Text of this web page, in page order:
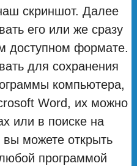
скриншот. Далее
его или же сразу
доступном формате.
для сохранения
компьютера,
Word, их можно
или в поиске на
можете открыть
программой